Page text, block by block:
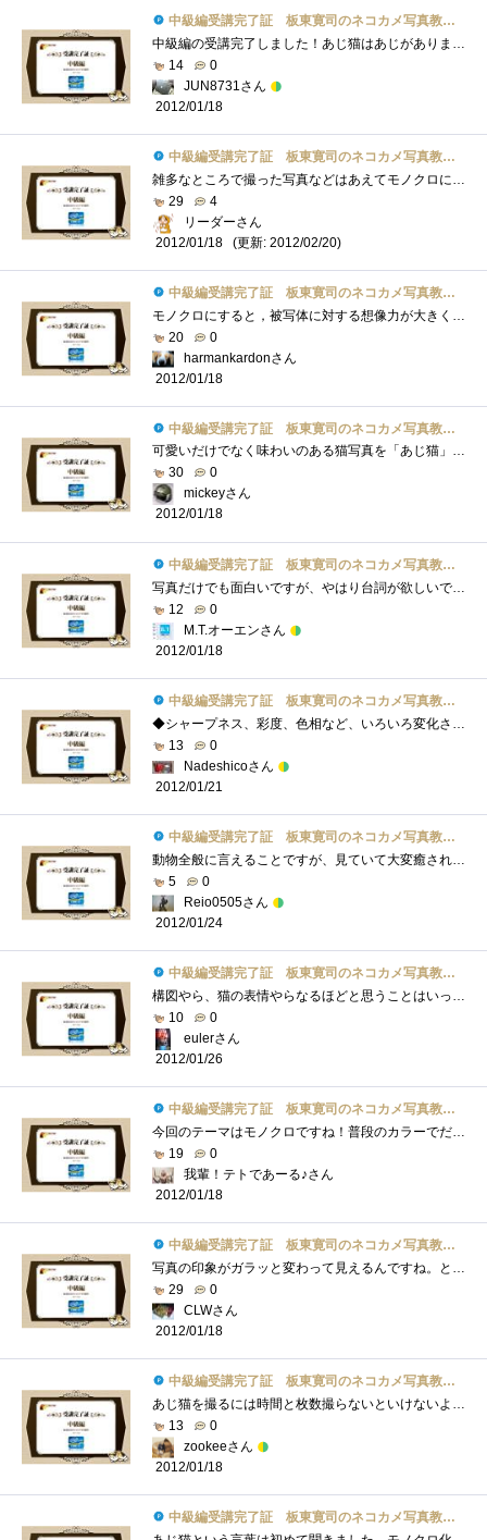
中級編受講完了証 板東寛司のネコカメ写真教室パート2
中級編の受講完了しました！あじ猫はあじがありましたね！可愛い＆お茶目。モノクロ写真にも独特の味がありますよね。「静けさ」や「物悲し�...
14
0
JUN8731さん
2012/01/18
中級編受講完了証 板東寛司のネコカメ写真教室パート2
雑多なところで撮った写真などはあえてモノクロにしたほうが被写体を目立たせることができますね、的な感じですかね。言わんとすることはわ�...
29
4
リーダーさん
2012/01/18
(更新: 2012/02/20)
中級編受講完了証 板東寛司のネコカメ写真教室パート2
モノクロにすると，被写体に対する想像力が大きくなるので，表現力を問われてしまいます．でも，あえてネコでモノクロなのですね．事前にカ�...
20
0
harmankardonさん
2012/01/18
中級編受講完了証 板東寛司のネコカメ写真教室パート2
可愛いだけでなく味わいのある猫写真を「あじ猫」というのですね。初めて知りました（＾＾）今回は、あじ猫の撮影と白黒写真の加工、PSE10を使...
30
0
mickeyさん
2012/01/18
中級編受講完了証 板東寛司のネコカメ写真教室パート2
写真だけでも面白いですが、やはり台詞が欲しいです。台詞によってはそんなに面白くない写真でも面白く見えてくる…かもしれません。という�...
12
0
M.T.オーエンさん
2012/01/18
中級編受講完了証 板東寛司のネコカメ写真教室パート2
◆シャープネス、彩度、色相など、いろいろ変化させていくと、だんだんオリジナルより悪くなっていくことが多く、その都度、名前をつけて保�...
13
0
Nadeshicoさん
2012/01/21
中級編受講完了証 板東寛司のネコカメ写真教室パート2
動物全般に言えることですが、見ていて大変癒されます。飼える動物の中でトップクラスの愛嬌のネコを色々な角度、色々な人の視点、色々なシ�...
5
0
Reio0505さん
2012/01/24
中級編受講完了証 板東寛司のネコカメ写真教室パート2
構図やら、猫の表情やらなるほどと思うことはいっぱいです。さらにモノクロなんてへたっぴ～な私が作ったら味気も何もない仕上がりになりそ�...
10
0
eulerさん
2012/01/26
中級編受講完了証 板東寛司のネコカメ写真教室パート2
今回のテーマはモノクロですね！普段のカラーでだせない味わいがあって素敵です♪ネコさんかわいい！！！ちなみに今回の画像はたまたま通り�...
19
0
我輩！テトであーる♪さん
2012/01/18
中級編受講完了証 板東寛司のネコカメ写真教室パート2
写真の印象がガラッと変わって見えるんですね。とても良いと感じました。同じことを、風景や人物で試してみるのも良いかもしれませんね。私�...
29
0
CLWさん
2012/01/18
中級編受講完了証 板東寛司のネコカメ写真教室パート2
あじ猫を撮るには時間と枚数撮らないといけないような感じですね。モノクロ写真は絵画的でいいですね。カラーが当たり前の今では逆に新鮮に�...
13
0
zookeeさん
2012/01/18
中級編受講完了証 板東寛司のネコカメ写真教室パート2